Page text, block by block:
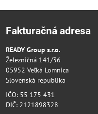
Fakturačná adresa
READY Group s.r.o.
Železničná 141/36
05952 Veľká Lomnica
Slovenská republika
IČO: 55 175 431
DIČ: 2121898328